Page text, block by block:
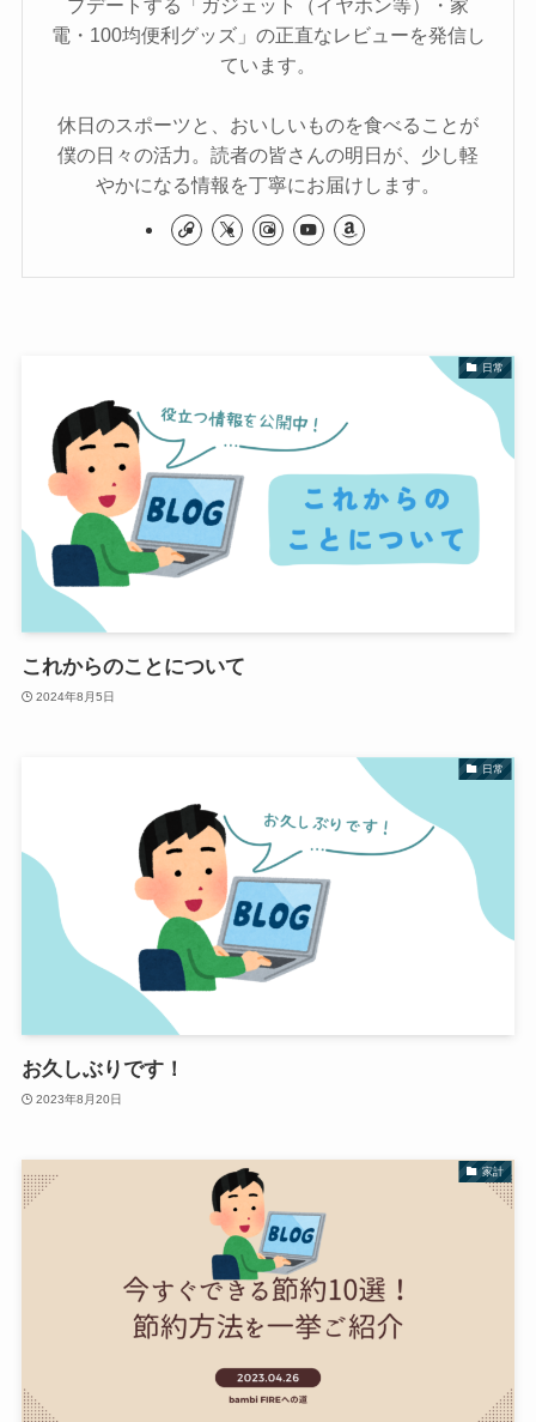
プデートする「ガジェット（イヤホン等）・家
電・100均便利グッズ」の正直なレビューを発信し
ています。
休日のスポーツと、おいしいものを食べることが
僕の日々の活力。読者の皆さんの明日が、少し軽
やかになる情報を丁寧にお届けします。
日常
これからのことについて
2024年8月5日
日常
お久しぶりです！
2023年8月20日
家計